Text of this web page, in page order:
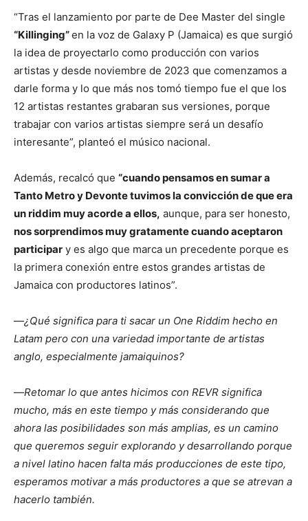
“Tras el lanzamiento por parte de Dee Master del single
“Killinging”en la voz de Galaxy P (Jamaica) es que surgió
la idea de proyectarlo como producción con varios
artistas y desde noviembre de 2023 que comenzamos a
darle forma y lo que más nos tomó tiempo fue el que los
12 artistas restantes grabaran sus versiones, porque
trabajar con varios artistas siempre será un desafío
interesante”, planteó el músico nacional.
Además, recalcó que “cuando pensamos en sumar a
Tanto Metro y Devonte tuvimos la convicción de que era
un riddim muy acorde a ellos, aunque, para ser honesto,
nos sorprendimos muy gratamente cuando aceptaron
participar y es algo que marca un precedente porque es
la primera conexión entre estos grandes artistas de
Jamaica con productores latinos”.
—¿Qué significa para ti sacar un One Riddim hecho en
Latam pero con una variedad importante de artistas
anglo, especialmente jamaiquinos?
—Retomar lo que antes hicimos con REVR significa
mucho, más en este tiempo y más considerando que
ahora las posibilidades son más amplias, es un camino
que queremos seguir explorando y desarrollando porque
a nivel latino hacen falta más producciones de este tipo,
esperamos motivar a más productores a que se atrevan a
hacerlo también.